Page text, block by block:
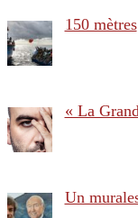
150 mètres
« La
Un